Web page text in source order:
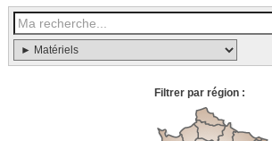
Filtrer par région :